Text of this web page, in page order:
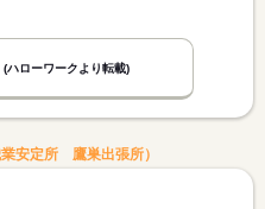
(ハローワークより転載)
安定所 鷹巣出張所）